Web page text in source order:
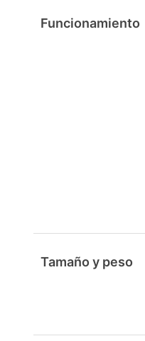
Funcionamiento
Tamaño y peso